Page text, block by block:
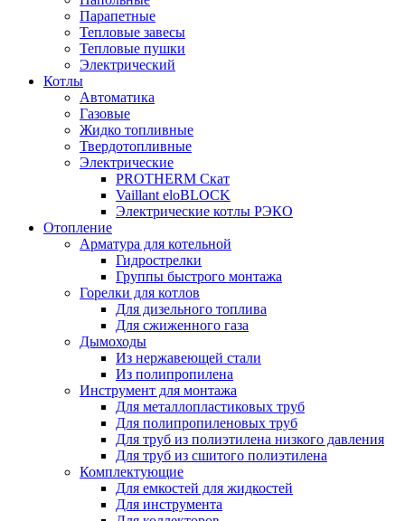
Парапетные
Тепловые завесы
Тепловые пушки
Электрический
Котлы
Автоматика
Газовые
Жидко топливные
Твердотопливные
Электрические
PROTHERM Скат
Vaillant eloBLOCK
Электрические котлы РЭКО
Отопление
Арматура для котельной
Гидрострелки
Группы быстрого монтажа
Горелки для котлов
Для дизельного топлива
Для сжиженного газа
Дымоходы
Из нержавеющей стали
Из полипропилена
Инструмент для монтажа
Для металлопластиковых труб
Для полипропиленовых труб
Для труб из полиэтилена низкого давления
Для труб из сшитого полиэтилена
Комплектующие
Для емкостей для жидкостей
Для инструмента